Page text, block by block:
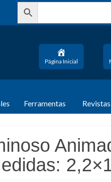
Página Inicial
Ferramentas